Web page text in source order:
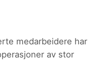
medarbeidere har
av stor